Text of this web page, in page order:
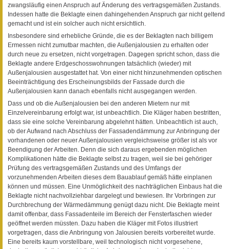
zwangsläufig einen Anspruch auf Änderung des vertragsgemäßen Zustands.
Indessen hatte die Beklagte einen dahingehenden Anspruch gar nicht geltend
gemacht und ist ein solcher auch nicht ersichtlich.
Insbesondere sind erhebliche Gründe, die es der Beklagten nach billigem
Ermessen nicht zumutbar machten, die Außenjalousien zu erhalten oder
durch neue zu ersetzen, nicht vorgetragen. Dagegen spricht schon, dass die
Beklagte andere Erdgeschosswohnungen tatsächlich (wieder) mit
Außenjalousien ausgestattet hat. Von einer nicht hinzunehmenden optischen
Beeinträchtigung des Erscheinungsbilds der Fassade durch die
Außenjalousien kann danach ebenfalls nicht ausgegangen werden.
Dass und ob die Außenjalousien bei den anderen Mietern nur mit
Einzelvereinbarung erfolgt war, ist unbeachtlich. Die Kläger haben bestritten,
dass sie eine solche Vereinbarung abgelehnt hätten. Unbeachtlich ist auch,
ob der Aufwand nach Abschluss der Fassadendämmung zur Anbringung der
vorhandenen oder neuer Außenjalousien vergleichsweise größer ist als vor
Beendigung der Arbeiten. Denn die sich daraus ergebenden möglichen
Komplikationen hätte die Beklagte selbst zu tragen, weil sie bei gehöriger
Prüfung des vertragsgemäßen Zustands und des Umfangs der
vorzunehmenden Arbeiten dieses dem Bauablauf gemäß hätte einplanen
können und müssen. Eine Unmöglichkeit des nachträglichen Einbaus hat die
Beklagte nicht nachvollziehbar dargelegt und bewiesen. Ihr Vorbringen zur
Durchbrechung der Wärmedämmung genügt dazu nicht. Die Beklagte meint
damit offenbar, dass Fassadenteile im Bereich der Fensterfaschen wieder
geöffnet werden müssten. Dazu haben die Kläger mit Fotos illustriert
vorgetragen, dass die Anbringung von Jalousien bereits vorbereitet wurde.
Eine bereits kaum vorstellbare, weil technologisch nicht vorgesehene,